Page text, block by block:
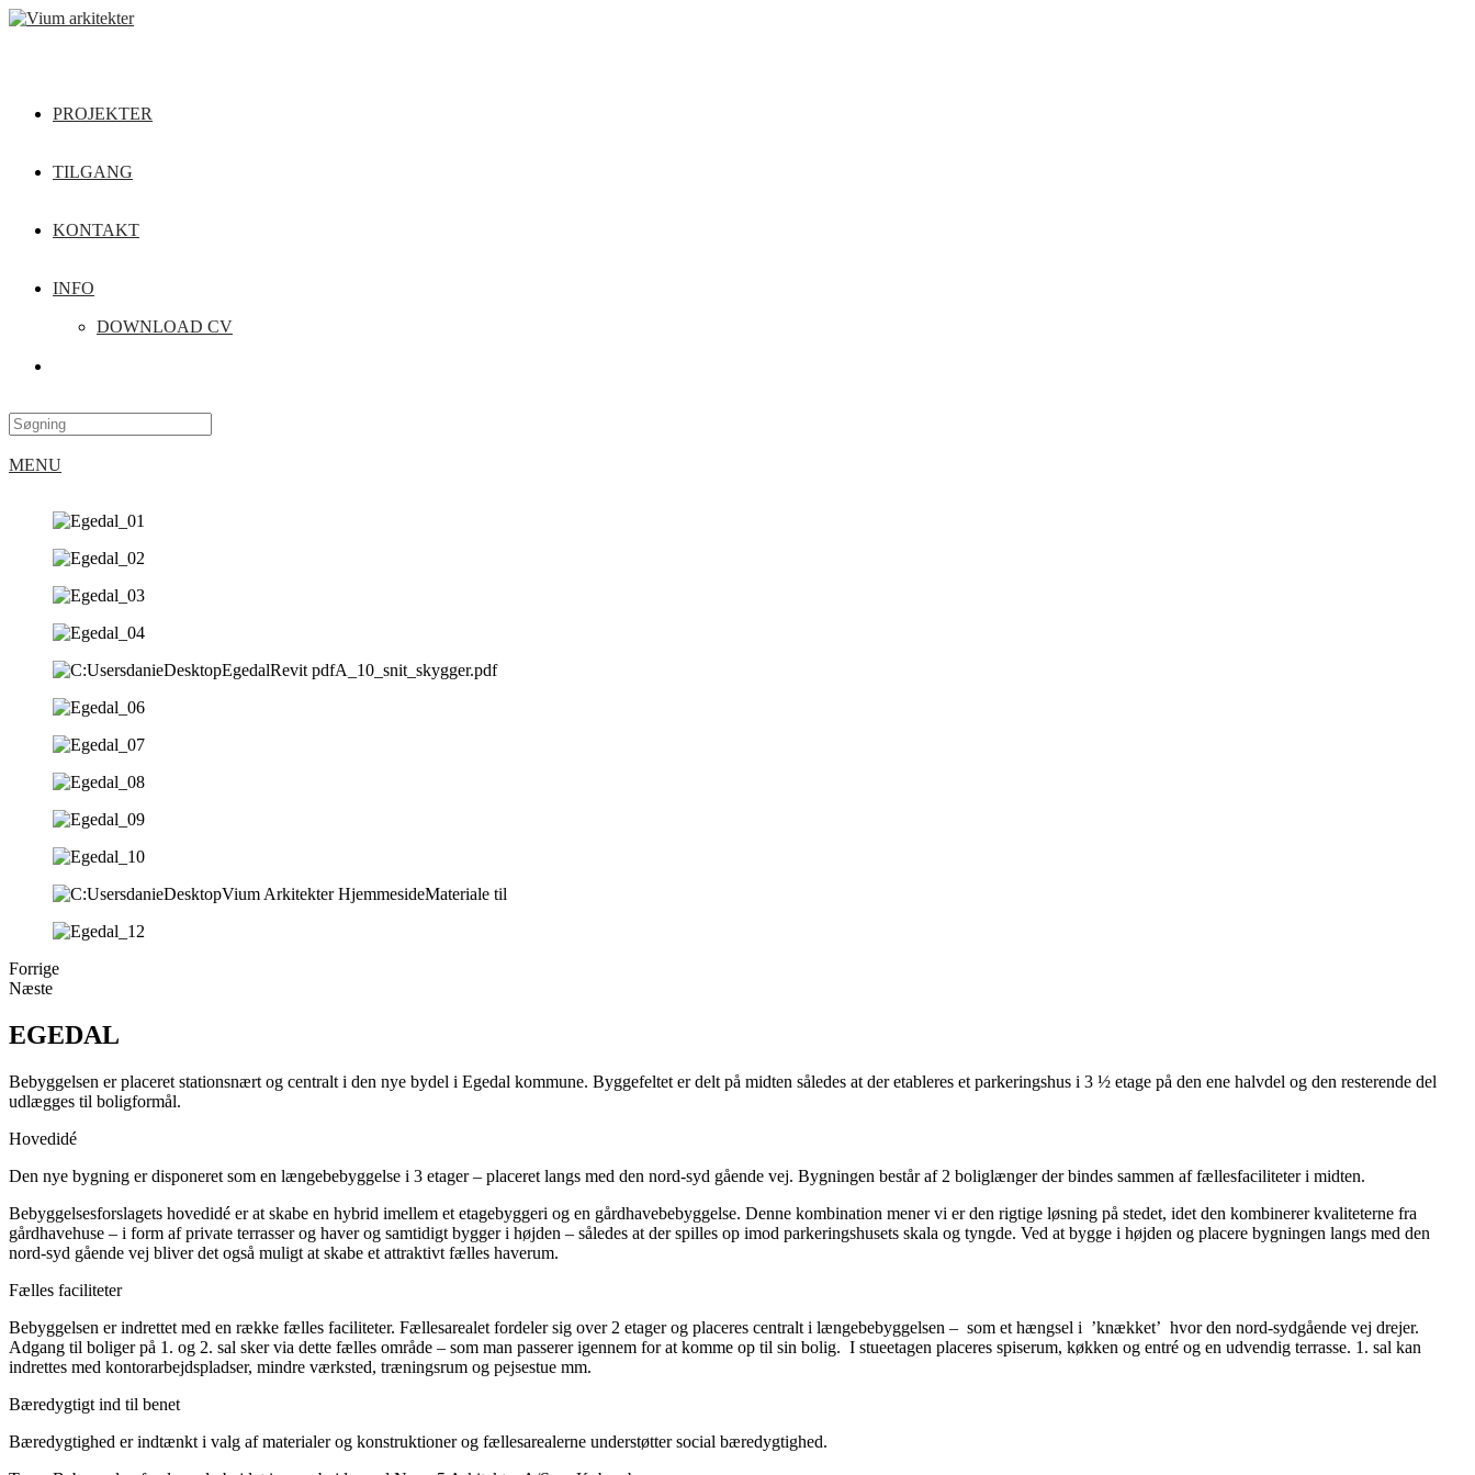
PROJEKTER
TILGANG
KONTAKT
INFO
DOWNLOAD CV
MENU
Forrige
Næste
EGEDAL
Bebyggelsen er placeret stationsnært og centralt i den nye bydel i Egedal kommune. Byggefeltet er delt på midten således at der etableres et parkeringshus i 3 ½ etage på den ene halvdel og den resterende del
udlægges til boligformål.
Hovedidé
Den nye bygning er disponeret som en længebebyggelse i 3 etager – placeret langs med den nord-syd gående vej. Bygningen består af 2 boliglænger der bindes sammen af fællesfaciliteter i midten.
Bebyggelsesforslagets hovedidé er at skabe en hybrid imellem et etagebyggeri og en gårdhavebebyggelse. Denne kombination mener vi er den rigtige løsning på stedet, idet den kombinerer kvaliteterne fra
gårdhavehuse – i form af private terrasser og haver og samtidigt bygger i højden – således at der spilles op imod parkeringshusets skala og tyngde. Ved at bygge i højden og placere bygningen langs med den
nord-syd gående vej bliver det også muligt at skabe et attraktivt fælles haverum.
Fælles faciliteter
Bebyggelsen er indrettet med en række fælles faciliteter. Fællesarealet fordeler sig over 2 etager og placeres centralt i længebebyggelsen – som et hængsel i ’knækket’ hvor den nord-sydgående vej drejer.
Adgang til boliger på 1. og 2. sal sker via dette fælles område – som man passerer igennem for at komme op til sin bolig. I stueetagen placeres spiserum, køkken og entré og en udvendig terrasse. 1. sal kan
indrettes med kontorarbejdspladser, mindre værksted, træningsrum og pejsestue mm.
Bæredygtigt ind til benet
Bæredygtighed er indtænkt i valg af materialer og konstruktioner og fællesarealerne understøtter social bæredygtighed.